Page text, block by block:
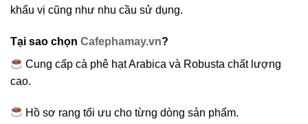
khẩu vị cũng như nhu cầu sử dụng.
Tại sao chọn Cafephamay.vn?
Cung cấp cà phê hạt Arabica và Robusta chất lượng
cao.
Hồ sơ rang tối ưu cho từng dòng sản phẩm.